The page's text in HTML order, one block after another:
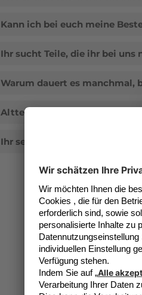
Kann ich bei euch meine
Ihr sucht Teile, die ihr bei
Warum dauert es manchmal,
Altteilrückgabe!
Ihr seit eine Werkstatt oder